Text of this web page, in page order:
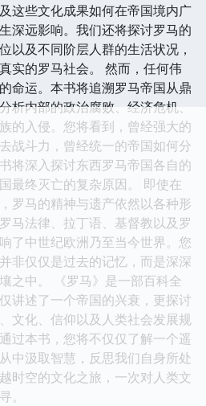
这些文化成果如何在帝国境内广
深远影响。我们还将探讨罗马的
以及不同阶层人群的生活状况，
实的罗马社会。 然而，任何伟
命运。本书将追溯罗马帝国从鼎
析内部的政治腐败、经济危机、
的入侵。您将看到，曾经强大的
战斗力，曾经统一的帝国如何分
将深入探讨东西罗马帝国各自的
最终灭亡的复杂原因。 即使在
罗马的精神与遗产依然以各种形
马法律、拉丁语、基督教以及罗
了中世纪欧洲乃至当今世界。您
非仅仅是过去的记忆，而是深深
之中。 《罗马》是一部百科全
讲述了一个帝国的兴衰，更探讨
文化、信仰以及人类社会发展规
过本书，您将不仅仅了解一个遥
中汲取智慧，反思我们自身所处
时空的文化之旅，一次对人类文
。